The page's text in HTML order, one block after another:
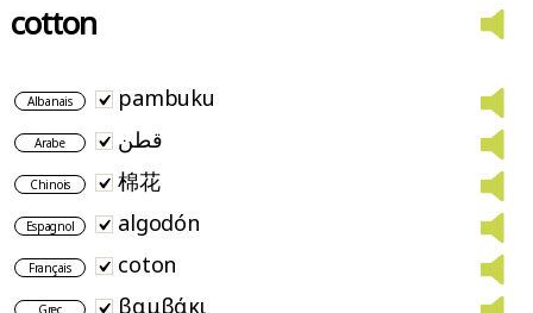
cotton
Albanais pambuku
Arabe قطن
Chinois 棉花
Espagnol algodón
Français coton
Grec βαμβάκι